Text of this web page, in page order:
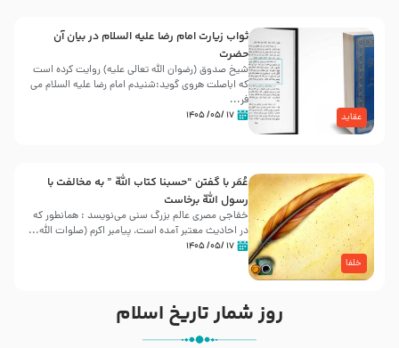
عقاید
ثواب زیارت امام رضا علیه السلام در بیان آن
حضرت
شیخ صدوق (رضوان الله تعالی علیه) روایت کرده است
که اباصلت هروی گوید:شنیدم امام رضا علیه السلام می
فر...
۱۷ /۰۵/ ۱۴۰۵
خلفا
عُمَر با گفتن “حسبنا كتاب اللّه ” به مخالفت با
رسول اللّه برخاست
خفاجی مصری عالم بزرگ سنی می‌نویسد : همانطور که
در احادیث معتبر آمده است، پیامبر اکرم (صلوات اللّه...
۱۷ /۰۵/ ۱۴۰۵
روز شمار تاریخ اسلام